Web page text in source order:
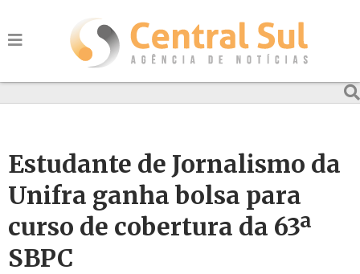
Estudante de Jornalismo da
Unifra ganha bolsa para
curso de cobertura da 63ª
SBPC